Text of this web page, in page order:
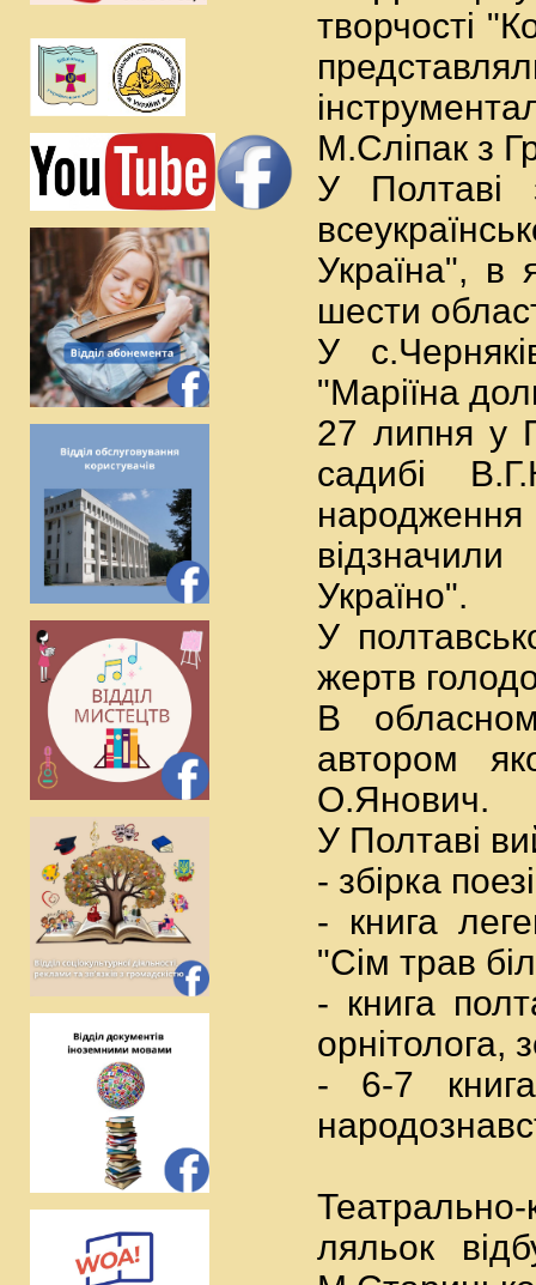
творчості
М.Сліпак з
У Полтаві
Україна", в
шести
У
"Маріїна
27 липня у
садибі
народження
Україно".
У
жертв
В
автором
О.Янович.
У Полтаві
- збірка
- книга
"Сім трав
- книга
орнітолога,
- 6-7 книга
ляльок